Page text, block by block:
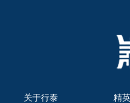
关于行泰 精